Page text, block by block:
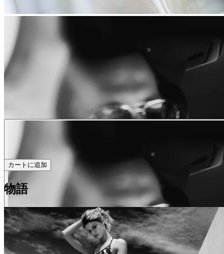
カートに追加
物語